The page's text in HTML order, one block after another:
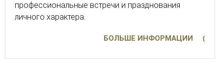
профессиональные встречи и празднования
личного характера.
БОЛЬШЕ ИНФОРМАЦИИ